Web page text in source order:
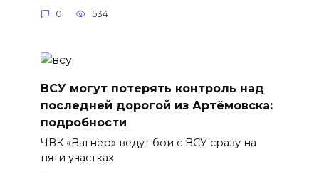
0 534
ВСУ могут потерять контроль над
последней дорогой из Артёмовска:
подробности
ЧВК «Вагнер» ведут бои с ВСУ сразу на
пяти участках